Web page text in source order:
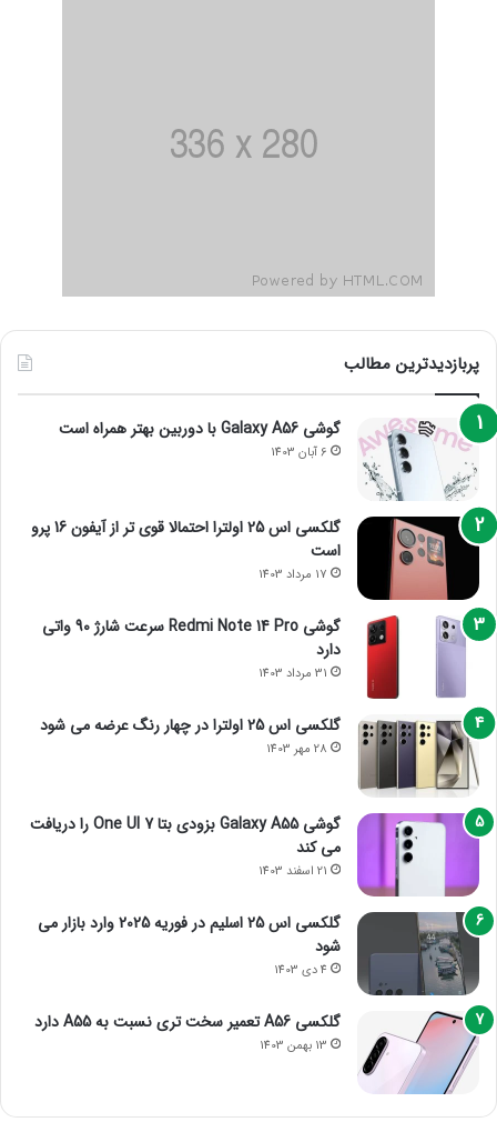
پربازدیدترین مطالب
گوشی Galaxy A56 با دوربین بهتر همراه است
6 آبان 1403
گلکسی اس 25 اولترا احتمالا قوی تر از آیفون 16 پرو
است
17 مرداد 1403
گوشی Redmi Note 14 Pro سرعت شارژ 90 واتی
دارد
31 مرداد 1403
گلکسی اس 25 اولترا در چهار رنگ عرضه می شود
28 مهر 1403
گوشی Galaxy A55 بزودی بتا One UI 7 را دریافت
می کند
21 اسفند 1403
گلکسی اس 25 اسلیم در فوریه 2025 وارد بازار می
شود
4 دی 1403
گلکسی A56 تعمیر سخت تری نسبت به A55 دارد
13 بهمن 1403